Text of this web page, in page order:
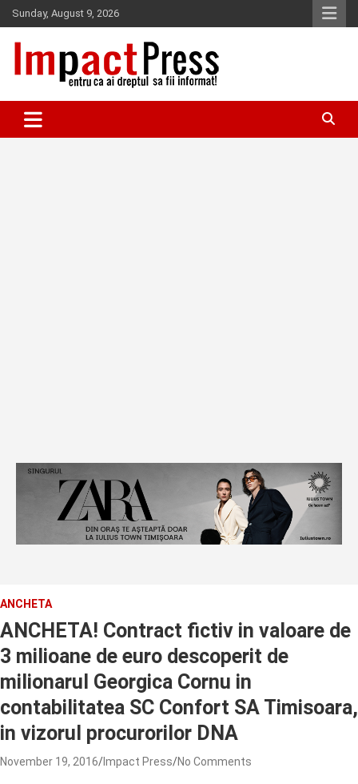
Skip
to
content
Sunday, August 9, 2026
IMPACTPRESS
ANCHETA
ANCHETA! Contract fictiv in valoare de
3 milioane de euro descoperit de
milionarul Georgica Cornu in
contabilitatea SC Confort SA Timisoara,
in vizorul procurorilor DNA
November 19, 2016 Impact Press No Comments